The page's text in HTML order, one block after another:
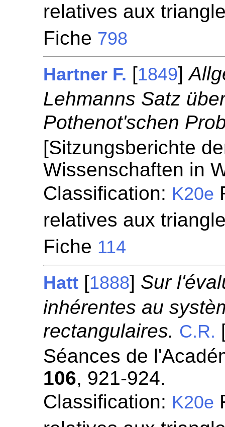
relatives aux
Fiche 798
Hartner F. [1849]
Lehmanns Satz
Pothenot'schen
[Sitzungsberichte
Wissenschaften in
Classification: K20e
relatives aux
Fiche 114
Hatt [1888] Sur
inhérentes au
rectangulaires. C.R.
Séances de
106, 921-924.
Classification: K20e